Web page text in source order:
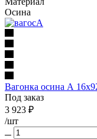
Осина
Вагонка осина А
Под заказ
3 923 ₽
/шт